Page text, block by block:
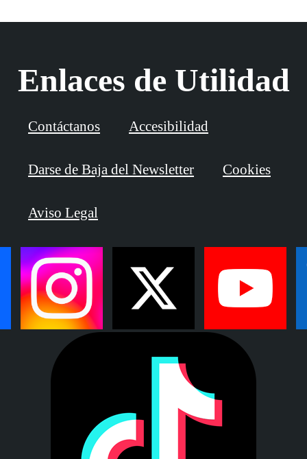
Enlaces de Utilidad
Contáctanos Accesibilidad
Darse de Baja del Newsletter Cookies
Aviso Legal